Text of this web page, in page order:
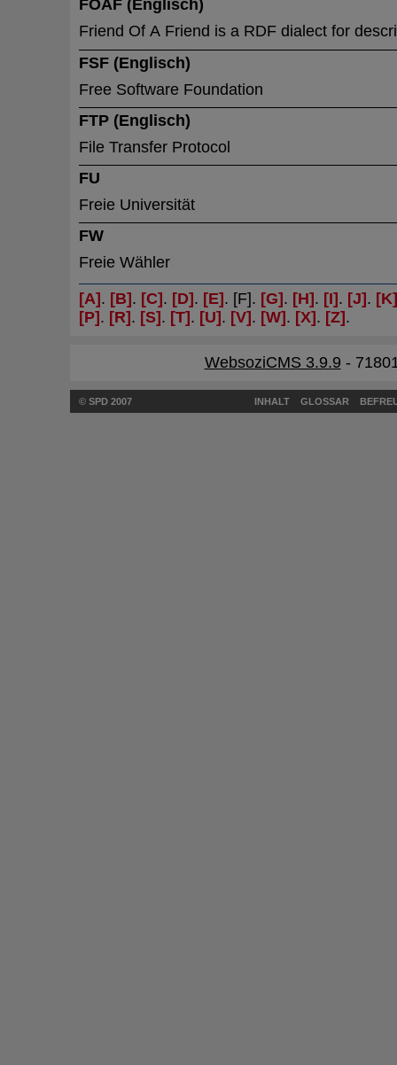
FOAF (Englisch)
Friend Of A Friend is a RDF dialect for
FSF (Englisch)
Free Software Foundation
FTP (Englisch)
File Transfer Protocol
FU
Freie Universität
FW
Freie Wähler
[A] . [B] . [C] . [D] . [E] . [F]. [G] . [H] . [I] . [J] . [K]
[P] . [R] . [S] . [T] . [U] . [V] . [W] . [X] . [Z] .
WebsoziCMS 3.9.9 -
© SPD 2007 INHALT GLOSSAR